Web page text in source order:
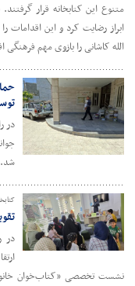
متنوع این کتابخانه قرار
ابراز رضایت کرد و این اقدامات
الله کاشانی را بازوی مهم فرهنگی
در
شد.
در
نشست تخصصی «کتاب‌خوان